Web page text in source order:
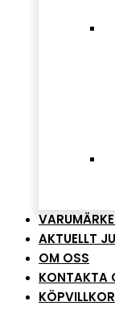
AKTUELLT
OM OSS
KONTAKTA
KÖPVILLKOR